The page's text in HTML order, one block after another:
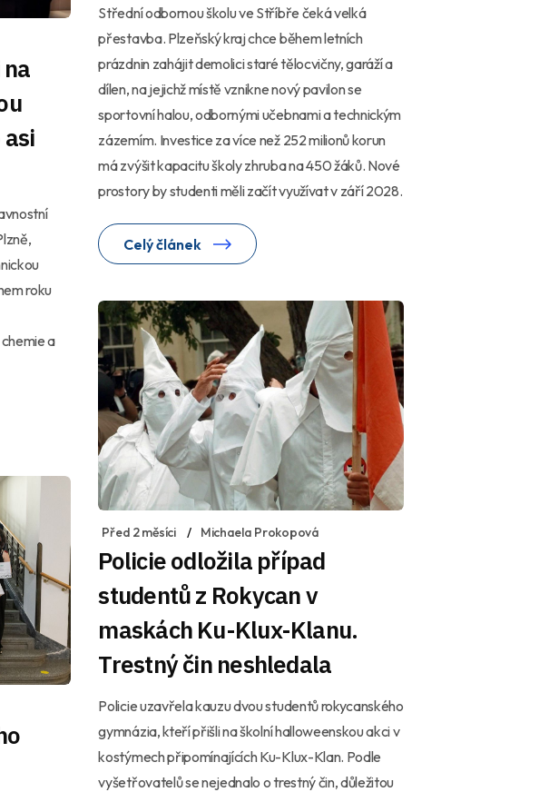
Střední odbornou školu ve Stříbře čeká velká
přestavba. Plzeňský kraj chce během letních
prázdnin zahájit demolici staré tělocvičny, garáží a
dílen, na jejichž místě vznikne nový pavilon se
sportovní halou, odbornými učebnami a technickým
zázemím. Investice za více než 252 milionů korun
má zvýšit kapacitu školy zhruba na 450 žáků. Nové
prostory by studenti měli začít využívat v září 2028.
Celý článek
roku
a
Před 2 měsíci Michaela Prokopová
Policie odložila případ
studentů z Rokycan v
maskách Ku-Klux-Klanu.
Trestný čin neshledala
Policie uzavřela kauzu dvou studentů rokycanského
gymnázia, kteří přišli na školní halloweenskou akci v
kostýmech připomínajících Ku-Klux-Klan. Podle
vyšetřovatelů se nejednalo o trestný čin, důležitou